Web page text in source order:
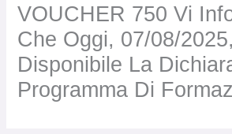
VOUCHER 750 Vi
Che Oggi, 07/08/
Disponibile La
Programma Di